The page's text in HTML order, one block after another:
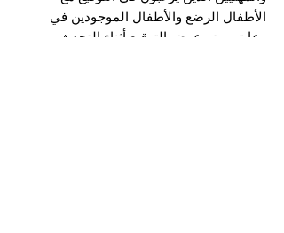
الأطفال الرضع والأطفال الموجودين في
رعايتهم. تم عرض التوقيع أثناء التحدث